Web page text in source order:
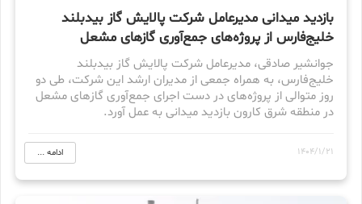
بازدید میدانی مدیرعامل شرکت پالایش گاز بیدبلند
خلیج‌فارس از پروژه‌های جمع‌آوری گازهای مشعل
جوانشیر صادقی، مدیرعامل شرکت پالایش گاز بیدبلند
خلیج‌فارس، به همراه جمعی از مدیران ارشد این شرکت، طی دو‌
روز متوالی از پروژه‌های در دست اجرای جمع‌آوری گازهای مشعل
در منطقه شرق کارون بازدید میدانی به عمل آورد.
1404/1/21 ادامه ...